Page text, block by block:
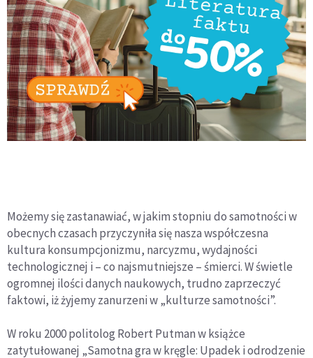
Możemy się zastanawiać, w jakim stopniu do samotności w
obecnych czasach przyczyniła się nasza współczesna
kultura konsumpcjonizmu, narcyzmu, wydajności
technologicznej i – co najsmutniejsze – śmierci. W świetle
ogromnej ilości danych naukowych, trudno zaprzeczyć
faktowi, iż żyjemy za­nurzeni w „kulturze samotności”.
W roku 2000 politolog Robert Putman w książce
zatytułowa­nej „Samotna gra w kręgle: Upadek i odrodzenie